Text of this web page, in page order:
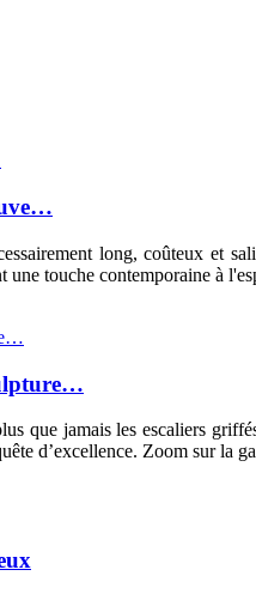
long, coûteux et
une touche contemporaine à
que jamais les escaliers
d’excellence. Zoom sur la